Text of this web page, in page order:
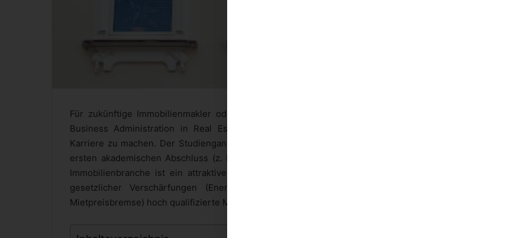
Für zukünftige Immobilienmakler oder Immobilien Manager ist das
Business Administration in Real Estate Management (MBA)” die Chance, in diesem Berufsfeld
Karriere zu machen. Der Studiengang MBA Real Estate ist ein weiter führendes Studium nach dem
ersten akademischen Abschluss (z. B. Bachelor) und kann berufsbegleitend absoliert werden. Die
Immobilienbranche ist ein attraktives Wirtschaftssegment, in dem aufgrund immer wieder neuer
gesetzlicher Verschärfungen (Energieeinsparverordnungen) und Regulierungen ( aktuell die
Mietpreisbremse) hoch qualifizierte Mitarbeiter gesucht werden.